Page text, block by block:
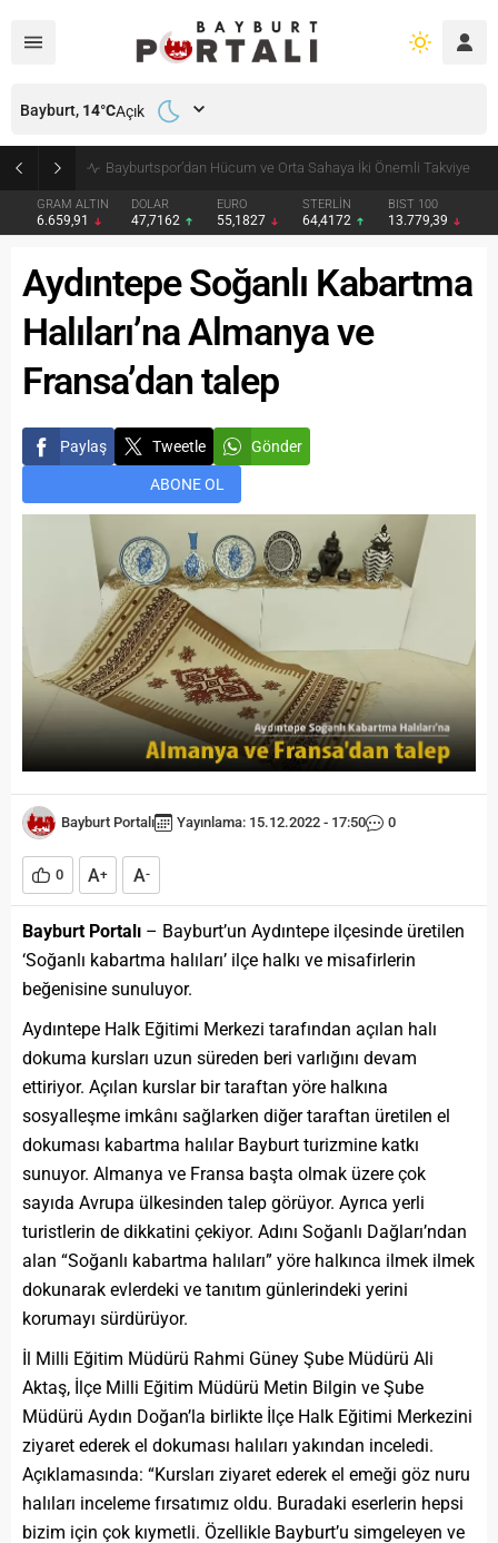
Bayburt’ta Minik Öğrencilere Jandarma Mesleği Tanıtıldı
GRAM ALTIN
6.659,91
DOLAR
47,7162
EURO
55,1827
STERLİN
64,4172
BIST 100
13.779,39
Bayburt, 14°CAçık
Aydıntepe Soğanlı Kabartma
Halıları’na Almanya ve
Fransa’dan talep
Paylaş Tweetle Gönder
ABONE OL
Bayburt Portalı Yayınlama: 15.12.2022 - 17:50 0
0 A+ A-
Bayburt Portalı – Bayburt’un Aydıntepe ilçesinde üretilen
‘Soğanlı kabartma halıları’ ilçe halkı ve misafirlerin
beğenisine sunuluyor.
Aydıntepe Halk Eğitimi Merkezi tarafından açılan halı
dokuma kursları uzun süreden beri varlığını devam
ettiriyor. Açılan kurslar bir taraftan yöre halkına
sosyalleşme imkânı sağlarken diğer taraftan üretilen el
dokuması kabartma halılar Bayburt turizmine katkı
sunuyor. Almanya ve Fransa başta olmak üzere çok
sayıda Avrupa ülkesinden talep görüyor. Ayrıca yerli
turistlerin de dikkatini çekiyor. Adını Soğanlı Dağları’ndan
alan “Soğanlı kabartma halıları” yöre halkınca ilmek ilmek
dokunarak evlerdeki ve tanıtım günlerindeki yerini
korumayı sürdürüyor.
İl Milli Eğitim Müdürü Rahmi Güney Şube Müdürü Ali
Aktaş, İlçe Milli Eğitim Müdürü Metin Bilgin ve Şube
Müdürü Aydın Doğan’la birlikte İlçe Halk Eğitimi Merkezini
ziyaret ederek el dokuması halıları yakından inceledi.
Açıklamasında: “Kursları ziyaret ederek el emeği göz nuru
halıları inceleme fırsatımız oldu. Buradaki eserlerin hepsi
bizim için çok kıymetli. Özellikle Bayburt’u simgeleyen ve